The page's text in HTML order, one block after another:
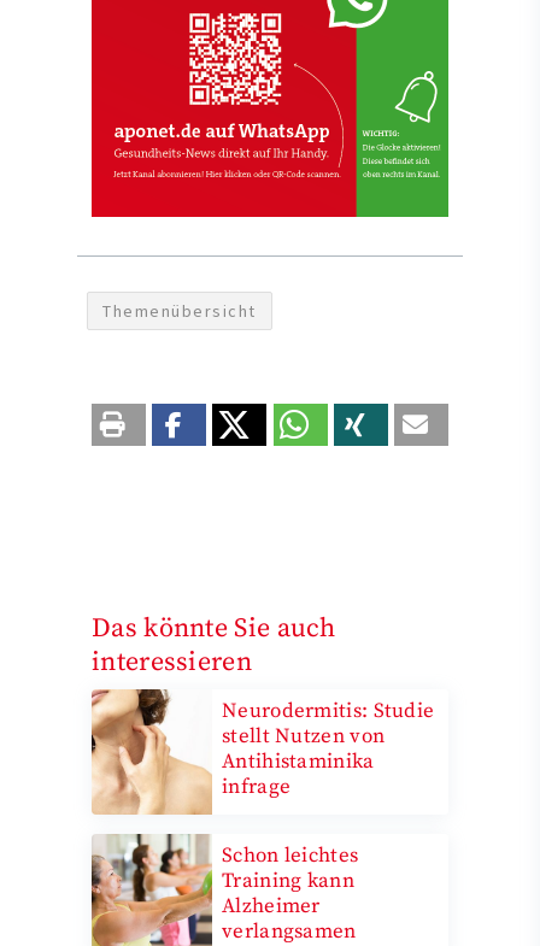
Themenübersicht
Das könnte Sie auch
interessieren
Neurodermitis: Studie
stellt Nutzen von
Antihistaminika
infrage
Schon leichtes
Training kann
Alzheimer
verlangsamen